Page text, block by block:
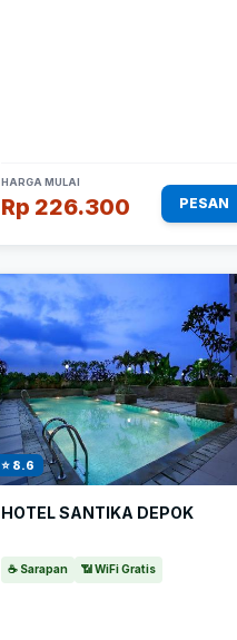
HARGA MULAI
Rp 226.300 PESAN
⭐ 8.6
HOTEL SANTIKA DEPOK
☕ Sarapan 📶 WiFi Gratis